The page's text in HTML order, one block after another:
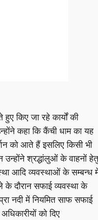
किए जा रहे कार्यों की
कहा कि कैंची धाम का यह
को आते हैं इसलिए किसी भी
उन्होंने श्रद्धांलुओं के वाहनों हेतु
आदि व्यवस्थाओं के सम्बन्ध
के दौरान सफाई व्यवस्था के
नदी में नियमित साफ सफाई
को दिए